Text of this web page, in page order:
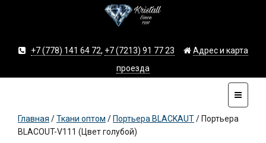
+7 (778) 141 64 72, +7 (7213) 91 77 23
Адрес и карта
проезда
Главная /Ткани оптом / Портьера BLACKAUT/ Портьера
BLACOUT-V111 (Цвет голубой)